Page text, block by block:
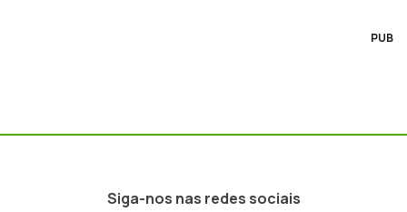
PUB
Siga-nos nas redes sociais